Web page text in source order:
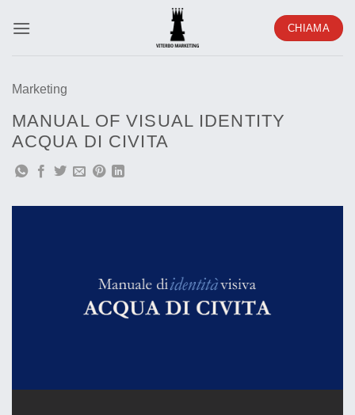
CHIAMA
Marketing
MANUAL OF VISUAL IDENTITY
ACQUA DI CIVITA